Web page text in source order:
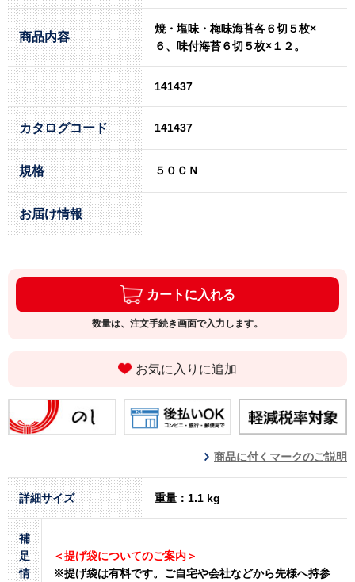
商品内容
焼・塩味・梅味海苔各６切５枚×
６、味付海苔６切５枚×１２。
141437
カタログコード 141437
規格 ５０ＣＮ
お届け情報
カートに入れる
数量は、注文手続き画面で入力します。
お気に入りに追加
商品に付くマークのご説明
詳細サイズ 重量：1.1 kg
補
足
情
＜提げ袋についてのご案内＞
※提げ袋は有料です。 ご自宅や会社などから先様へ持参